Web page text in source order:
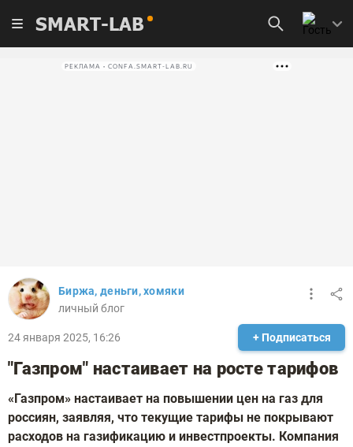
SMART-LAB
РЕКЛАМА • CONFA.SMART-LAB.RU
Биржа, деньги, хомяки
личный блог
24 января 2025, 16:26 + Подписаться
"Газпром" настаивает на росте тарифов
«Газпром» настаивает на повышении цен на газ для
россиян, заявляя, что текущие тарифы не покрывают
расходов на газификацию и инвестпроекты. Компания